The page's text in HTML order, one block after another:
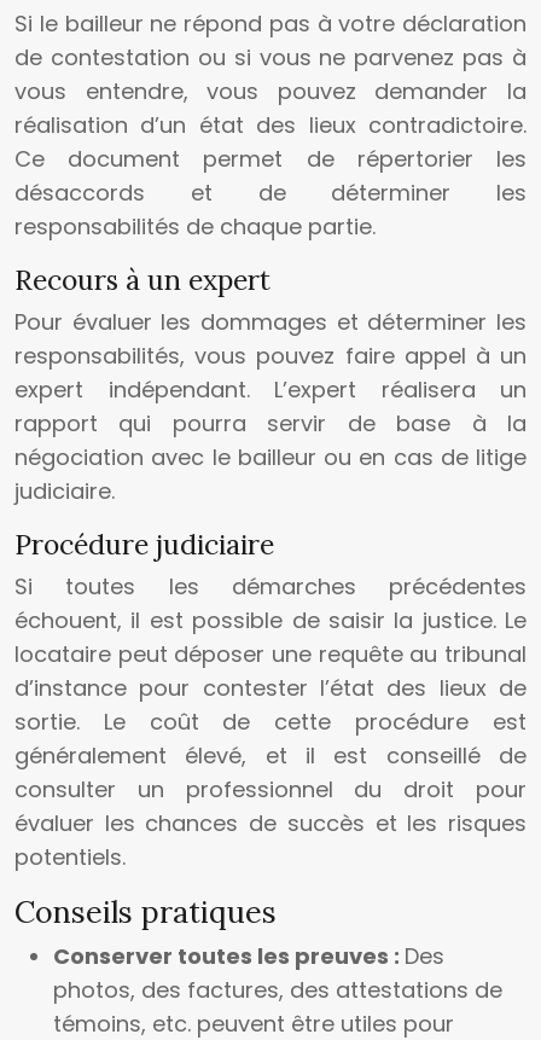
Si le bailleur ne répond pas à votre déclaration
de contestation ou si vous ne parvenez pas à
vous entendre, vous pouvez demander la
réalisation d’un état des lieux contradictoire.
Ce document permet de répertorier les
désaccords et de déterminer les
responsabilités de chaque partie.
Recours à un expert
Pour évaluer les dommages et déterminer les
responsabilités, vous pouvez faire appel à un
expert indépendant. L’expert réalisera un
rapport qui pourra servir de base à la
négociation avec le bailleur ou en cas de litige
judiciaire.
Procédure judiciaire
Si toutes les démarches précédentes
échouent, il est possible de saisir la justice. Le
locataire peut déposer une requête au tribunal
d’instance pour contester l’état des lieux de
sortie. Le coût de cette procédure est
généralement élevé, et il est conseillé de
consulter un professionnel du droit pour
évaluer les chances de succès et les risques
potentiels.
Conseils pratiques
Conserver toutes les preuves : Des
photos, des factures, des attestations de
témoins, etc. peuvent être utiles pour